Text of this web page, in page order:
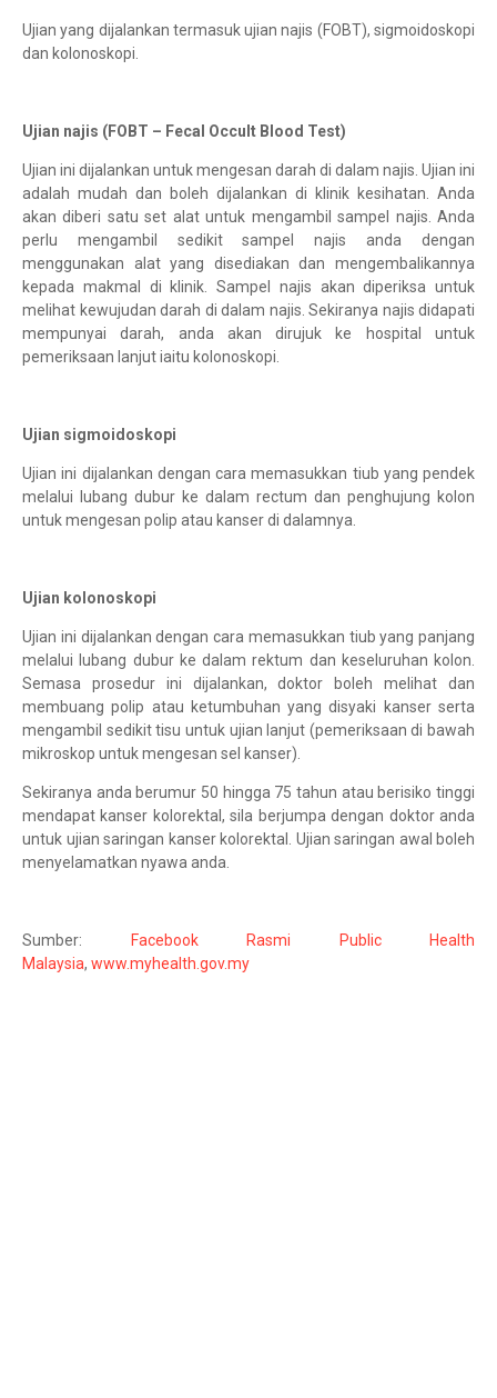
Ujian yang dijalankan termasuk ujian najis (FOBT), sigmoidoskopi
dan kolonoskopi.
Ujian najis (FOBT – Fecal Occult Blood Test)
Ujian ini dijalankan untuk mengesan darah di dalam najis. Ujian ini
adalah mudah dan boleh dijalankan di klinik kesihatan. Anda
akan diberi satu set alat untuk mengambil sampel najis. Anda
perlu mengambil sedikit sampel najis anda dengan
menggunakan alat yang disediakan dan mengembalikannya
kepada makmal di klinik. Sampel najis akan diperiksa untuk
melihat kewujudan darah di dalam najis. Sekiranya najis didapati
mempunyai darah, anda akan dirujuk ke hospital untuk
pemeriksaan lanjut iaitu kolonoskopi.
Ujian sigmoidoskopi
Ujian ini dijalankan dengan cara memasukkan tiub yang pendek
melalui lubang dubur ke dalam rectum dan penghujung kolon
untuk mengesan polip atau kanser di dalamnya.
Ujian kolonoskopi
Ujian ini dijalankan dengan cara memasukkan tiub yang panjang
melalui lubang dubur ke dalam rektum dan keseluruhan kolon.
Semasa prosedur ini dijalankan, doktor boleh melihat dan
membuang polip atau ketumbuhan yang disyaki kanser serta
mengambil sedikit tisu untuk ujian lanjut (pemeriksaan di bawah
mikroskop untuk mengesan sel kanser).
Sekiranya anda berumur 50 hingga 75 tahun atau berisiko tinggi
mendapat kanser kolorektal, sila berjumpa dengan doktor anda
untuk ujian saringan kanser kolorektal. Ujian saringan awal boleh
menyelamatkan nyawa anda.
Sumber:
Facebook Rasmi Public Health
Malaysia, www.myhealth.gov.my